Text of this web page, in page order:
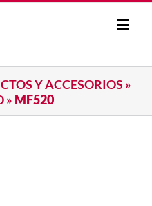
Y ACCESORIOS »
» MF520